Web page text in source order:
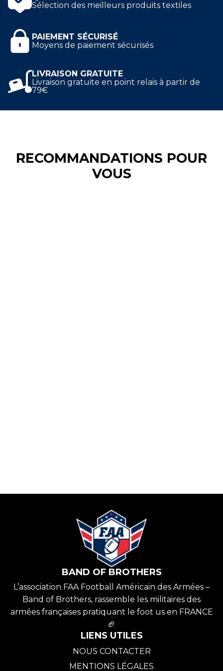
dehors !Sélection des meilleurs produits textiles
PAIEMENT SÉCURISÉ
Moyens de paiement sécurisés
LIVRAISON GRATUITE
Livraison gratuite en point relais à partir de
79€
RECOMMANDATIONS POUR
VOUS
BAND OF BROTHERS
L’association FAA Football Américain des Armées –
Band of Brothers, rassemble les militaires des
armées françaises pratiquant le foot us en FRANCE
🏈
LIENS UTILES
NOUS CONTACTER
MENTIONS LÉGALES